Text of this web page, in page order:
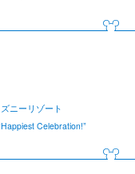
ニーリゾート
Celebration!”